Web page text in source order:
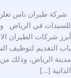
طيران ناس تعلن عن
في الرياض
شركات الطيران
التقديم لتوظيف
الرياض، وذلك من
[…]